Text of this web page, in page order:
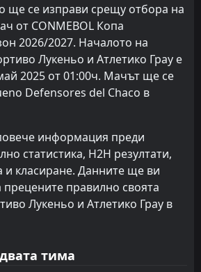
Грау
Унидос
Пабло II Колеж
Грау
0
Бойс
Хуанкайо
Грау
Грау
3
Грау
ще се изправи срещу отбора на
от CONMEBOL Копа
2026/2027. Началото на
Лукеньо и Атлетико Грау е
2025 от 01:00ч. Мачът ще се
Defensores del Chaco в
информация преди
статистика, H2H резултати,
и класиране. Данните ще ви
прецените правилно своята
Лукеньо и Атлетико Грау в
тима